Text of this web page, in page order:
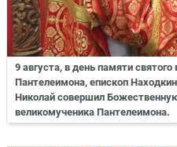
9 августа, в день памяти
Пантелеимона, епископ
Николай совершил
великомученика Пантелеимона.